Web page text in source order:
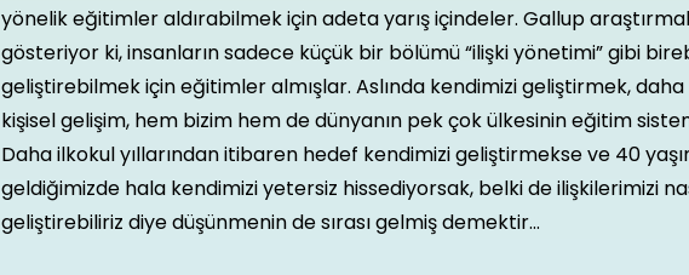
yönelik eğitimler aldırabilmek için adeta yarış içindeler. Gallup
gösteriyor ki, insanların sadece küçük bir bölümü “ilişki yönetimi” gibi
geliştirebilmek için eğitimler almışlar. Aslında kendimizi geliştirmek,
kişisel gelişim, hem bizim hem de dünyanın pek çok ülkesinin eğitim
Daha ilkokul yıllarından itibaren hedef kendimizi geliştirmekse ve 40
geldiğimizde hala kendimizi yetersiz hissediyorsak, belki de ilişkilerimizi
geliştirebiliriz diye düşünmenin de sırası gelmiş demektir...